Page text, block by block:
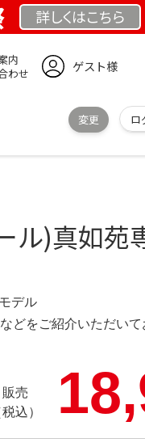
詳しくはこちら
内
わせ
ゲスト様
変更 ロ
ル)真如苑
デル
どをご紹介いただいて
売
込）